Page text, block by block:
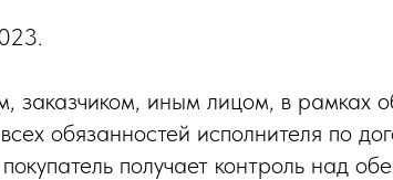
заказчиком, иным лицом, в рамках
обязанностей исполнителя по
получает контроль над